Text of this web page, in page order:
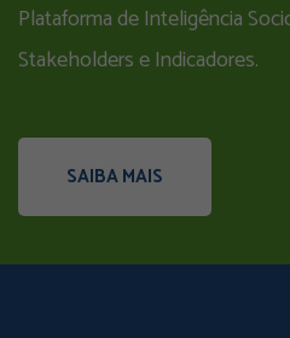
Plataforma de Inteligência
Stakeholders e Indicadores.
SAIBA MAIS